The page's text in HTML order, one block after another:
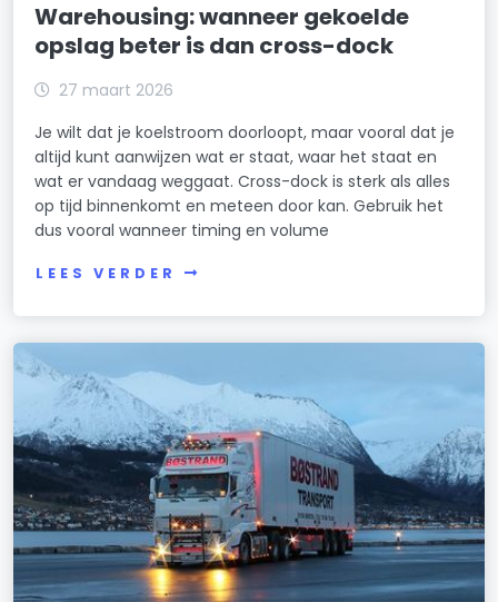
Warehousing: wanneer gekoelde
opslag beter is dan cross-dock
27 maart 2026
Je wilt dat je koelstroom doorloopt, maar vooral dat je
altijd kunt aanwijzen wat er staat, waar het staat en
wat er vandaag weggaat. Cross-dock is sterk als alles
op tijd binnenkomt en meteen door kan. Gebruik het
dus vooral wanneer timing en volume
LEES VERDER